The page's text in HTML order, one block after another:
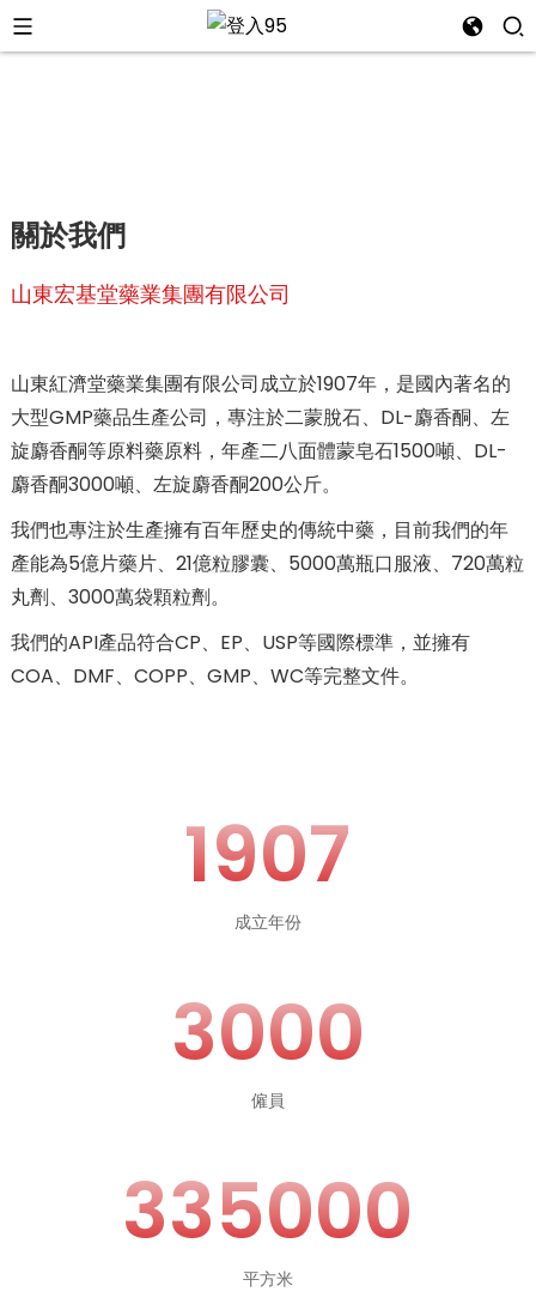
關於我們
山東宏基堂藥業集團有限公司
山東紅濟堂藥業集團有限公司成立於1907年，是國內著名的
大型GMP藥品生產公司，專注於二蒙脫石、DL-麝香酮、左
旋麝香酮等原料藥原料，年產二八面體蒙皂石1500噸、DL-
麝香酮3000噸、左旋麝香酮200公斤。
我們也專注於生產擁有百年歷史的傳統中藥，目前我們的年
產能為5億片藥片、21億粒膠囊、5000萬瓶口服液、720萬粒
丸劑、3000萬袋顆粒劑。
我們的API產品符合CP、EP、USP等國際標準，並擁有
COA、DMF、COPP、GMP、WC等完整文件。
1907
成立年份
3000
僱員
335000
平方米